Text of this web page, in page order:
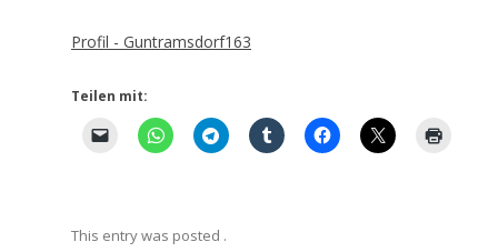
Profil - Guntramsdorf163
Teilen mit:
This entry was posted .